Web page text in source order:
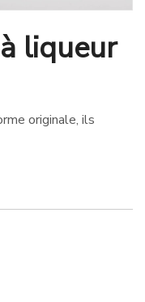
liqueur
originale, ils